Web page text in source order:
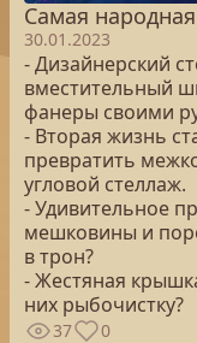
Самая
30.01.2023
- Дизайнерский
вместительный
фанеры своими
- Вторая жизнь
превратить
угловой стеллаж.
- Удивительное
мешковины и
в трон?
- Жестяная
них рыбочистку?
37 0